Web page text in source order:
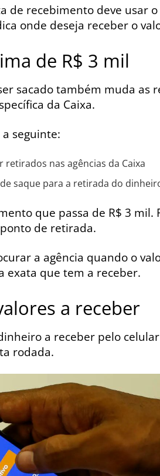
de recebimento deve usar
onde deseja receber o
de R$ 3 mil
sacado também muda as
da Caixa.
seguinte:
retirados nas agências da Caixa
saque para a retirada do
que passa de R$ 3 mil.
de retirada.
a agência quando o
exata que tem a receber.
a receber
a receber pelo
rodada.